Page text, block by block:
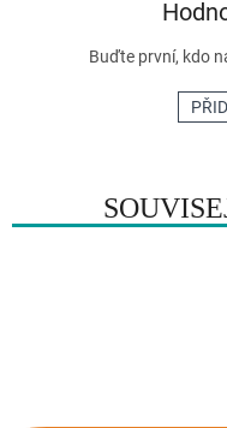
Buďte první, kdo